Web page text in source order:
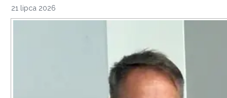
21 lipca 2026